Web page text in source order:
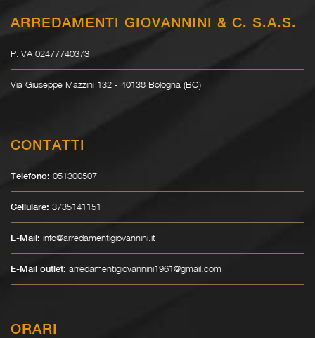
ARREDAMENTI GIOVANNINI & C. S.A.S.
P.IVA 02477740373
Via Giuseppe Mazzini 132 - 40138 Bologna (BO)
CONTATTI
Telefono: 051300507
Cellulare: 3735141151
E-Mail: info@arredamentigiovannini.it
E-Mail outlet: arredamentigiovannini1961@gmail.com
ORARI